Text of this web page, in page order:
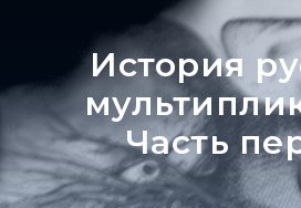
История
Часть